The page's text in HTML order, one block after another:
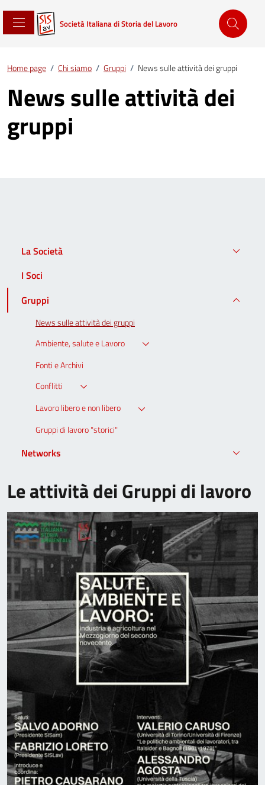
Società Italiana di Storia del Lavoro
Home page / Chi siamo / Gruppi / News sulle attività dei gruppi
News sulle attività dei
gruppi
Le attività dei Gruppi di lavoro
La Società
I Soci
Gruppi
News sulle attività dei gruppi
Ambiente, salute e Lavoro
Fonti e Archivi
Conflitti
Lavoro libero e non libero
Gruppi di lavoro "storici"
Networks